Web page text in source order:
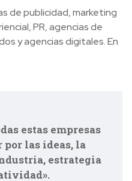
de publicidad, marketing
PR, agencias de
y agencias digitales. En
estas empresas
por las ideas, la
estrategia